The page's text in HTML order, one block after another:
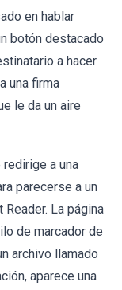
en hablar
botón destacado
a hacer
una firma
le da un aire
redirige a una
parecerse a un
La página
de marcador de
archivo llamado
aparece una